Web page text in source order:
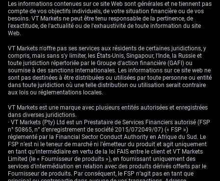
dollar plus ferme et de taux plus élevés devrait peser sur l’or ; nous
réduisons donc notre exposition aux métaux précieux.
Les informations contenues sur ce site Web sont générales et ne tiennent pas
compte de vos objectifs individuels, de votre situation financière ou de vos
besoins. VT Markets ne peut être tenu responsable de la pertinence, de
l'exactitude, de l'actualité ou de l'exhaustivité de toute information du site
Web.
VT Markets n'offre pas ses services aux résidents de certaines juridictions, y
compris, mais sans s'y limiter, les États-Unis, Singapour, l'Inde, la Russie et
toute juridiction répertoriée par le Groupe d'action financière (GAFI) ou
soumise à des sanctions internationales. Les informations sur ce site web ne
sont pas destinées à être distribuées ou utilisées par toute personne ou entité
dans toute juridiction où une telle distribution ou utilisation serait contraire
aux lois ou réglementations locales.
VT Markets est une marque avec plusieurs entités autorisées et enregistrées
dans diverses juridictions.
· VT Markets (Pty) Ltd est un Prestataire de Services Financiers autorisé (FSP
n° 50865, n° d’enregistrement de société 2015/072049/07) (« FSP »)
réglementé par la Financial Sector Conduct Authority en Afrique du Sud. Le
FSP n’est ni le teneur de marché ni l’émetteur du produit et agit uniquement
en tant qu’intermédiaire en vertu de la loi FAIS entre le client et VT Markets
Limited (le « Fournisseur de produits »), en fournissant uniquement des
services d’intermédiation en relation avec des produits dérivés offerts par le
Fournisseur de produits. Par conséquent, le FSP n’agit pas en tant que